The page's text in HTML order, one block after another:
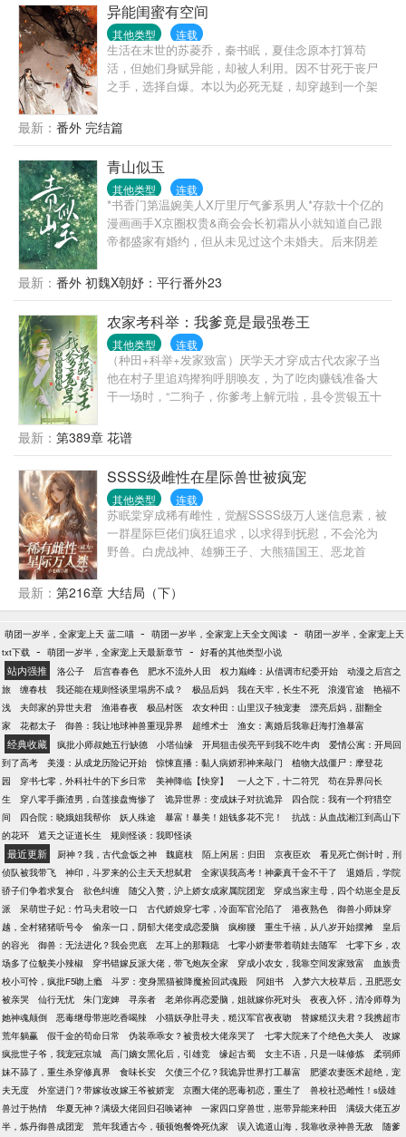
异能闺蜜有空间
其他类型 连载
生活在末世的苏菱乔，秦书眠，夏佳念原本打算苟
活，但她们身赋异能，却被人利用。因不甘死于丧尸
之手，选择自爆。本以为必死无疑，却穿越到一个架
鬼！！！逃荒，完全不带怕的。路上没粮食怎么办？
别怕，灵泉空间，种啥长啥。生病了怎么办？别怕，
木系异能，啥病都治。遇土匪怎么办？别怕，我这一
身力气一手弄死一人。只不过，哪来的三个黏人精，
有多远滚多远，莫挨老子们！！！
最新： 番外 完结篇
青山似玉
其他类型 连载
*书香门第温婉美人X厅里厅气爹系男人*存款十个亿的
漫画画手X京圈权贵&商会会长初霜从小就知道自己跟
帝都盛家有婚约，但从未见过这个未婚夫。后来阴差
得一副好皮囊，作为联姻对象远超及格线。中秋节盛
家人上门提亲，来的却是那位清肃淡漠的小叔。“小
叔，盛炀怎么没来？”“他为什么要来？”“你们都来替他
提亲，他本人怎么不到场？”男人黑眸看向她，凝视片
刻，一字一句动唇，“来提亲的人是我。”盛庭的话伴着
晚风钻进耳蜗，她呆愣了足足五秒。“我与盛家的婚约
是……”“一直都是我。”-婚后两人相敬如宾互不打扰。
后来却发生了怪事，初霜三天两头梦游，目的地还是
得不行，再三保证不会有第二次，可后来却发生了N
次。次数多了，她自己也起了疑心。某个假寐的晚
上，房门被人推开，男人熟门熟路将她抱去主卧…破
案了！初霜震惊不已，这还是她认识那个不苟言笑寡
淡禁欲的盛先生吗？
最新： 番外 初魏X朝妤：平行番外23
农家考科举：我爹竟是最强卷王
其他类型 连载
（种田+科举+发家致富）厌学天才穿成古代农家子当
他在村子里追鸡撵狗呼朋唤友，为了吃肉赚钱准备大
干一场时，“二狗子，你爹考上解元啦，县令赏银五十
时，“二狗子，你爹考试状元啦，你要当官二代啦！”当
他终于考上了状元，准备打马游街时，“二狗子，你爹
当上首辅啦，最强靠山就是他！”二狗子：到底谁才是
科举文男主啊！本文又名无cp无cp(男主和他爹都无cp
救命这是女频文啦，不会开后宫，也没有娶公主)
最新： 第389章 花谱
SSSS级雌性在星际兽世被疯宠
其他类型 连载
苏眠棠穿成稀有雌性，觉醒SSSS级万人迷信息素，被
一群星际巨佬们疯狂追求，以求得到抚慰，不会沦为
野兽。白虎战神、雄狮王子、大熊猫国王、恶龙首
最新： 第216章 大结局（下）
萌团一岁半，全家宠上天 蓝二喵 - 萌团一岁半，全家宠上天全文阅读 - 萌团一岁半，全家宠上天
txt下载 - 萌团一岁半，全家宠上天最新章节 - 好看的其他类型小说
站内强推 洛公子 后宫春春色 肥水不流外人田 权力巅峰：从借调市纪委开始
动漫之后宫之
旅
缠春枝 我还能在规则怪谈里塌房不成？ 极品后妈 我在天牢，长生不死 浪漫官途
艳福不
浅
夫郎家的异世夫君 渔港春夜 极品村医 农女种田：山里汉子独宠妻
漂亮后妈，甜翻全
家
花都太子 御兽：我让地球神兽重现异界 超维术士 渔女：离婚后我靠赶海打渔暴富
经典收藏 疯批小师叔她五行缺德 小塔仙缘 开局狙击侯亮平到我不吃牛肉
爱情公寓：开局回
到了高考
美漫：从成龙历险记开始 惊悚直播：黏人病娇邪神来敲门
植物大战僵尸：摩登花
园
穿书七零，外科社牛的下乡日常 美神降临【快穿】 一人之下，十二符咒
苟在异界问长
生
穿八零手撕渣男，白莲接盘悔惨了 诡异世界：变成妹子对抗诡异
四合院：我有一个狩猎空
间
四合院：晓娥姐我帮你 妖人殊途 暴富！暴美！姐钱多花不完！
抗战：从血战湘江到高山下
的花环
遮天之证道长生 规则怪谈：我即怪谈
最近更新 厨神？我，古代盒饭之神 魏庭枝 陌上闲居：归田 京夜臣欢
看见死亡倒计时，刑
侦队被我带飞
神印，斗罗来的公主天天想弑君 全家误我高考！神豪真千金不干了
退婚后，学院
骄子们争着求复合
欲色纠缠 随父入赘，沪上娇女成家属院团宠
穿成当家主母，四个幼崽全是反
派
呆萌世子妃：竹马夫君咬一口 古代娇娘穿七零，冷面军官沦陷了 港夜熟色
御兽小师妹穿
越，全村猪猪听号令
偷亲一口，阴郁大佬变成恋爱脑 疯柳腰 重生千禧，从八岁开始摆摊
皇后
的容光
御兽：无法进化？我会兜底 左耳上的那颗痣 七零小娇妻带着萌娃去随军
七零下乡，农
场多了位貌美小辣椒
穿书错嫁反派大佬，带飞炮灰全家 穿成小农女，我靠空间发家致富
血族贵
校小可怜，疯批F5吻上瘾
斗罗：变身黑猫被降魔捡回武魂殿 阿姐书
入梦六大校草后，丑肥恶女
被亲哭
仙行无忧 朱门宠婢 寻亲者 老弟你再恋爱脑，姐就嫁你死对头
夜夜入怀，清冷师尊为
她神魂颠倒
恶毒继母带崽吃香喝辣 小猫妖孕肚寻夫，糙汉军官夜夜吻
替嫁糙汉夫君？我携超市
荒年躺赢
假千金的苟命日常 伪装乖乖女？被贵校大佬亲哭了 七零大院来了个绝色大美人
改嫁
疯批世子爷，我宠冠京城
高门嫡女黑化后，引雄竞 缘起古蜀 女主不语，只是一味修炼
柔弱师
妹不舔了，重生杀穿修真界
食味长安 欠债三个亿？我诡异世界打工暴富
肥婆农妻医术超绝，宠
夫无度
外室进门？带嫁妆改嫁王爷被娇宠 京圈大佬的恶毒初恋，重生了
兽校社恐雌性！s级雄
兽过于热情
华夏无神？满级大佬回归召唤诸神 一家四口穿兽世，崽带异能来种田
满级大佬五岁
半，炼丹御兽成团宠
荒年我通古今，顿顿饱餐馋死仇家 误入诡道山海，我靠收录神兽无敌 随爹